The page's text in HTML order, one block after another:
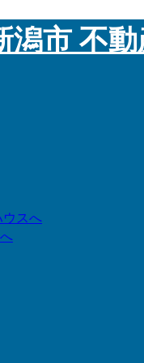
潟市 不
スへ